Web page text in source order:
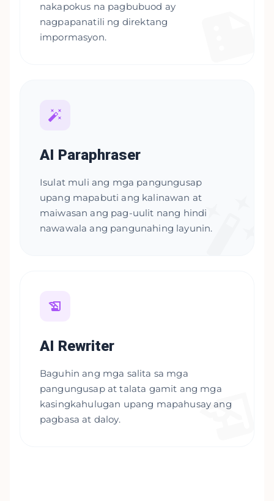
nakapokus na pagbubuod ay
nagpapanatili ng direktang
impormasyon.
AI Paraphraser
Isulat muli ang mga pangungusap
upang mapabuti ang kalinawan at
maiwasan ang pag-uulit nang hindi
nawawala ang pangunahing layunin.
AI Rewriter
Baguhin ang mga salita sa mga
pangungusap at talata gamit ang mga
kasingkahulugan upang mapahusay ang
pagbasa at daloy.